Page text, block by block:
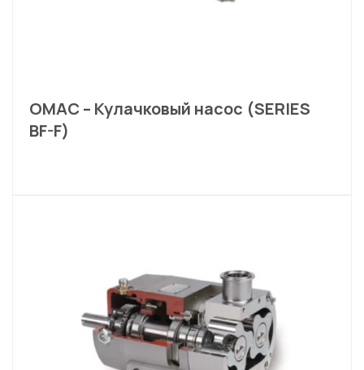
OMAC – Кулачковый насос (SERIES
BF-F)